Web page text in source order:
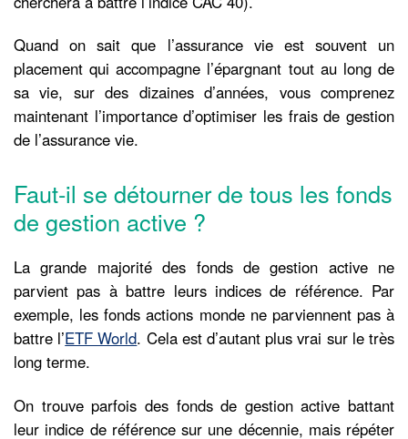
Quand on sait que l’assurance vie est souvent un
placement qui accompagne l’épargnant tout au long de
sa vie, sur des dizaines d’années, vous comprenez
maintenant l’importance d’optimiser les frais de gestion
de l’assurance vie.
Faut-il se détourner de tous les fonds
de gestion active ?
La grande majorité des fonds de gestion active ne
parvient pas à battre leurs indices de référence. Par
exemple, les fonds actions monde ne parviennent pas à
battre l’ETF World. Cela est d’autant plus vrai sur le très
long terme.
On trouve parfois des fonds de gestion active battant
leur indice de référence sur une décennie, mais répéter